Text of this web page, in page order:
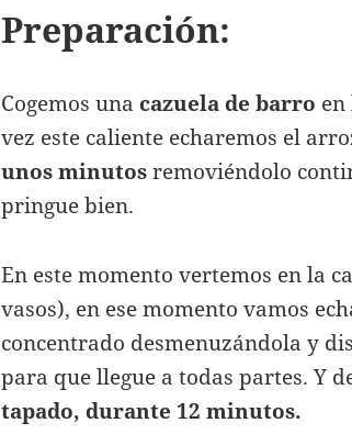
Preparación:
Cogemos una cazuela de barro
vez este caliente echaremos el
unos minutosremoviéndolo
pringue bien.
En este momento vertemos en la
vasos), en ese momento vamos
concentrado desmenuzándola y
para que llegue a todas partes. Y
tapado, durante 12 minutos.